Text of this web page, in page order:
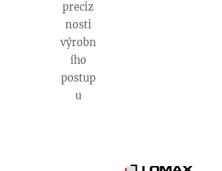
preciz
nosti
výrobn
ího
postup
u